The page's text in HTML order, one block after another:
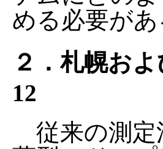
める必要があ
２．札幌お
12
従来の測定